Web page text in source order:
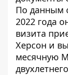
По данным
2022 года
визита
Херсон и
месячную